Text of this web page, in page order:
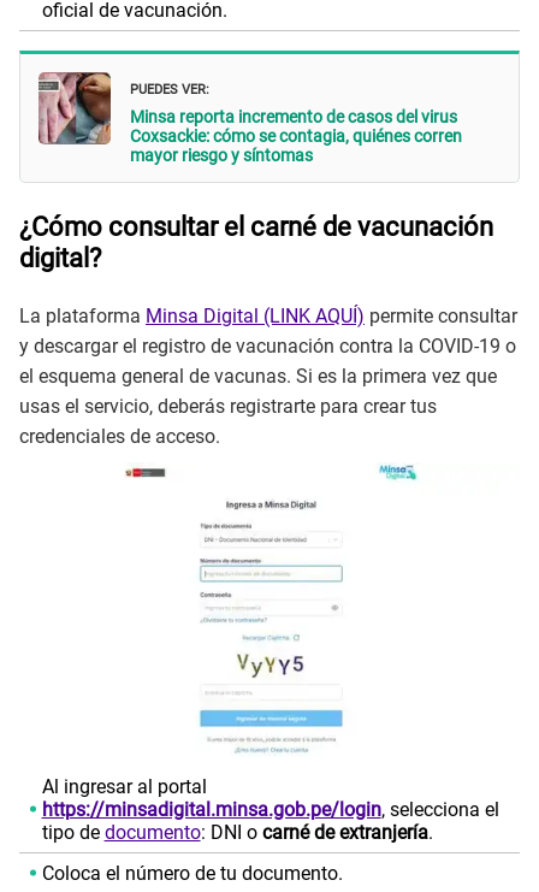
oficial de vacunación.
PUEDES VER:
Minsa reporta incremento de casos del virus
Coxsackie: cómo se contagia, quiénes corren
mayor riesgo y síntomas
¿Cómo consultar el carné de vacunación
digital?
La plataforma Minsa Digital (LINK AQUÍ) permite consultar
y descargar el registro de vacunación contra la COVID-19 o
el esquema general de vacunas. Si es la primera vez que
usas el servicio, deberás registrarte para crear tus
credenciales de acceso.
Al ingresar al portal
https://minsadigital.minsa.gob.pe/login, selecciona el
tipo de documento: DNI o carné de extranjería.
Coloca el número de tu documento.